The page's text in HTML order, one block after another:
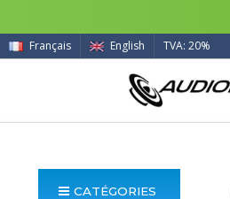
Français English TVA: 20%
CATÉGORIES